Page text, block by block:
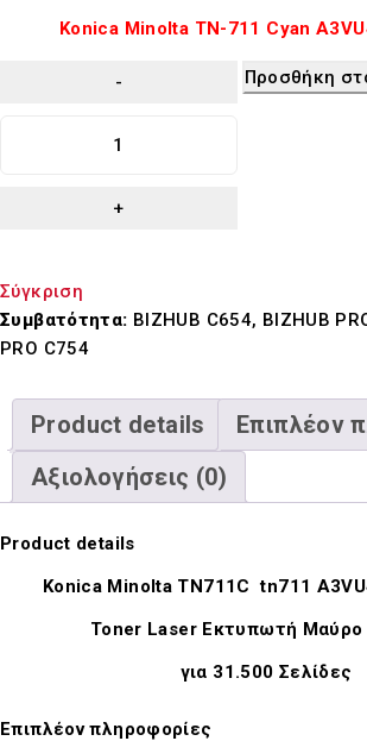
Konica Minolta TN-711 Cyan
Προσθήκη
Σύγκριση
Συμβατότητα: BIZHUB C654, BIZHUB
PRO C754
Product details
Επιπλέον
Αξιολογήσεις (0)
Product details
Konica Minolta TN711C tn711
Toner Laser Εκτυπωτή
για 31.500 Σελίδες
Επιπλέον πληροφορίες